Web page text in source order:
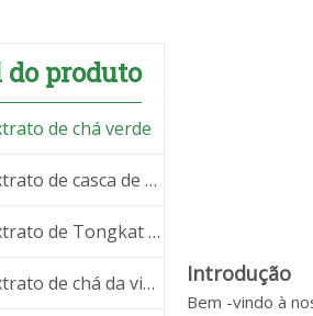
do produto
de chá verde
Fabricante de extrato de casca de canela
Fabricante de extrato de Tongkat Ali
Fabricante de extrato de chá da videira Introdução
Bem -vindo à